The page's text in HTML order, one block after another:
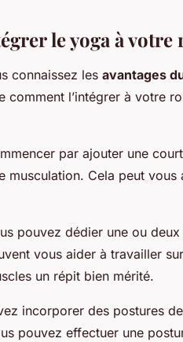
le yoga à
connaissez les avantages
comment l’intégrer à votre
par ajouter une
musculation. Cela peut
pouvez dédier une ou
vous aider à travailler
un répit bien mérité.
incorporer des postures
pouvez effectuer une